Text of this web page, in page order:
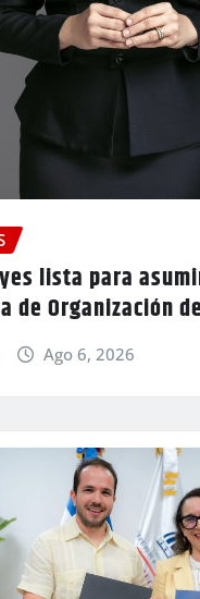
lista para
de Organización
Ago 6, 2026